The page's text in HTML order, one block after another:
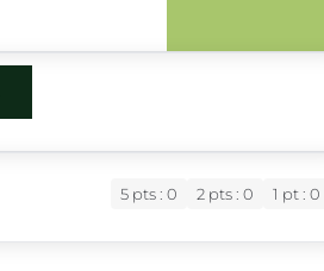
5 pts : 0 2 pts : 0 1 pt : 0